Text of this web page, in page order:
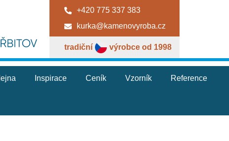
+420 775 337 383
kurka@kamenovyroba.cz
tradiční výrobce od 1998
Inspirace Ceník Vzorník Reference